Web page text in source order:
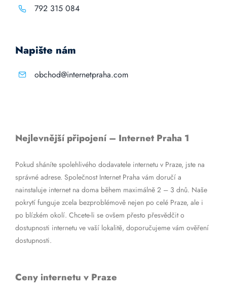
792 315 084
Napište nám
obchod@internetpraha.com
Nejlevnější připojení – Internet Praha 1
Pokud sháníte spolehlivého dodavatele internetu v Praze, jste na
správné adrese. Společnost Internet Praha vám doručí a
nainstaluje internet na doma během maximálně 2 – 3 dnů. Naše
pokrytí funguje zcela bezproblémově nejen po celé Praze, ale i
po blízkém okolí. Chcete-li se ovšem přesto přesvědčit o
dostupnosti internetu ve vaší lokalitě, doporučujeme vám ověření
dostupnosti.
Ceny internetu v Praze